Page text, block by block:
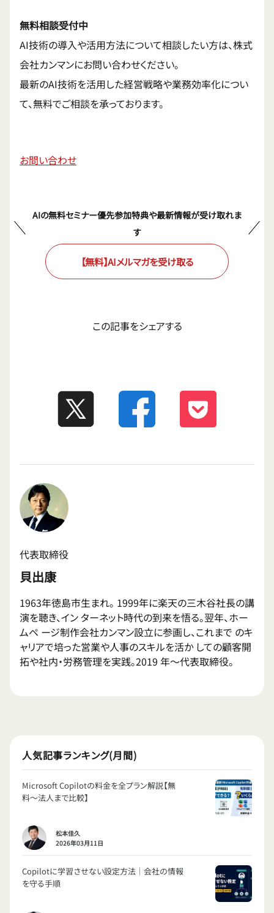
無料相談受付中
AI技術の導入や活用方法について相談したい方は、株式
会社カンマンにお問い合わせください。
最新のAI技術を活用した経営戦略や業務効率化につい
て、無料でご相談を承っております。
お問い合わせ
AIの無料セミナー優先参加特典や最新情報が受け取れま
す
【無料】AIメルマガを受け取る
この記事をシェアする
代表取締役
貝出康
1963年徳島市生まれ。 1999年に楽天の三木谷社長の講
演を聴き、イン ターネット時代の到来を悟る。翌年、ホー
ムペ ージ制作会社カンマン設立に参画し、これまで のキ
ャリアで培った営業や人事のスキルを活か しての顧客開
拓や社内・労務管理を実践。2019 年〜代表取締役。
人気記事ランキング(月間)
Microsoft Copilotの料金を全プラン解説【無
料〜法人まで比較】
松本佳久
2026年03月11日
Copilotに学習させない設定方法｜会社の情報
を守る手順